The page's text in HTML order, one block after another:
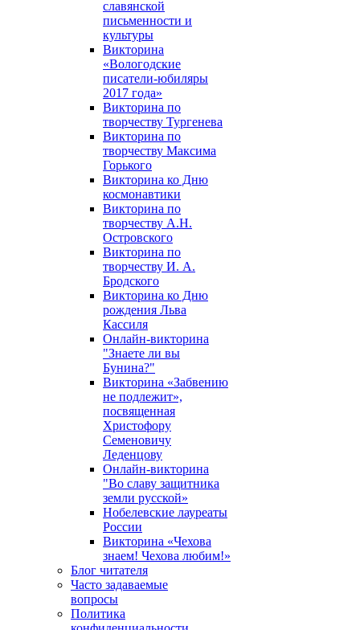
славянской
письменности и
культуры
Викторина
«Вологодские
писатели-юбиляры
2017 года»
Викторина по
творчеству Тургенева
Викторина по
творчеству Максима
Горького
Викторина ко Дню
космонавтики
Викторина по
творчеству А.Н.
Островского
Викторина по
творчеству И. А.
Бродского
Викторина ко Дню
рождения Льва
Кассиля
Онлайн-викторина
"Знаете ли вы
Бунина?"
Викторина «Забвению
не подлежит»,
посвященная
Христофору
Семеновичу
Леденцову
Онлайн-викторина
"Во славу защитника
земли русской»
Нобелевские лауреаты
России
Викторина «Чехова
знаем! Чехова любим!»
Блог читателя
Часто задаваемые
вопросы
Политика